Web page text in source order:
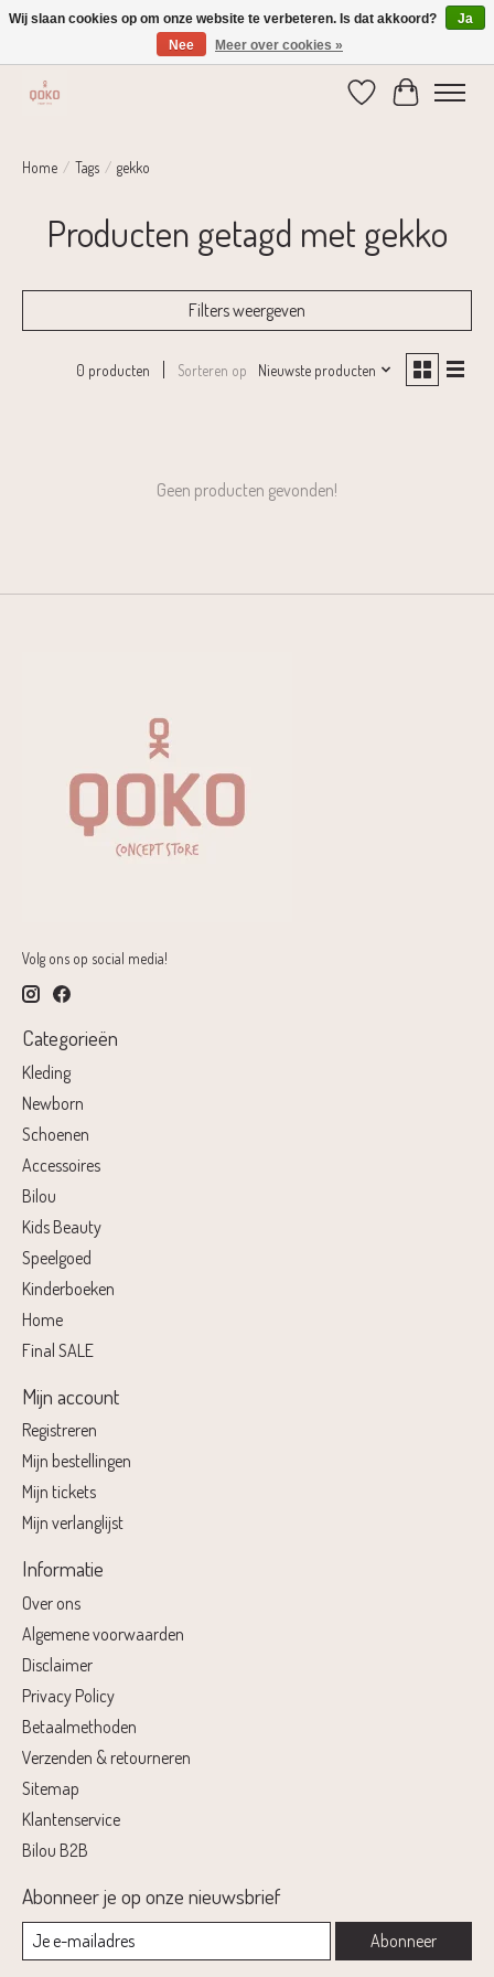
Verzending 1-2 dagen | Gratis verzending vanaf € 75,-
Verlanglijst
Home / Tags / gekko
Producten getagd met gekko
Filters weergeven
0 producten Sorteren op Nieuwste producten
Geen producten gevonden!
Volg ons op social media!
Categorieën
Kleding
Newborn
Schoenen
Accessoires
Bilou
Kids Beauty
Speelgoed
Kinderboeken
Home
Final SALE
Mijn account
Registreren
Mijn bestellingen
Mijn tickets
Mijn verlanglijst
Informatie
Over ons
Algemene voorwaarden
Disclaimer
Privacy Policy
Betaalmethoden
Verzenden & retourneren
Sitemap
Klantenservice
Bilou B2B
Abonneer je op onze nieuwsbrief
Abonneer
Wij slaan cookies op om onze website te verbeteren. Is dat akkoord?
Ja
Nee
Meer over cookies »